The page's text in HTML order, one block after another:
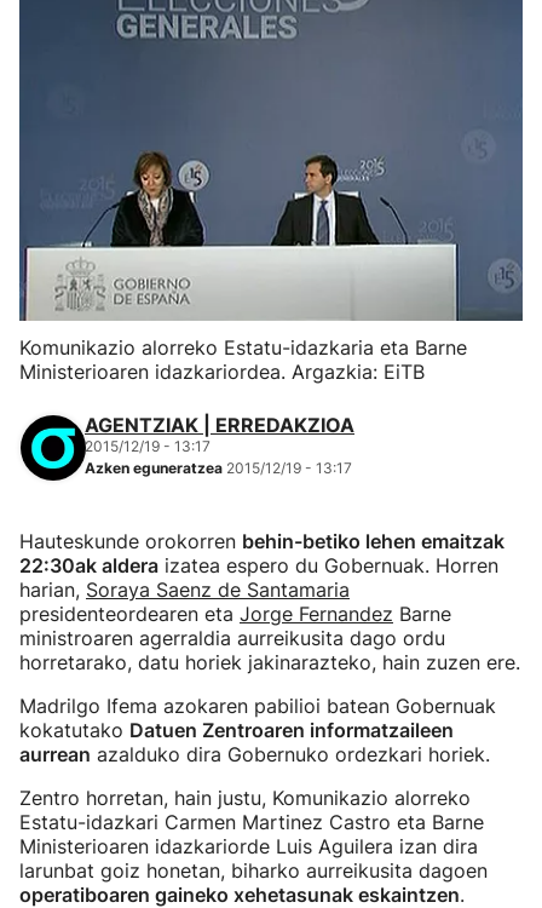
Komunikazio alorreko Estatu-idazkaria eta Barne
Ministerioaren idazkariordea. Argazkia: EiTB
AGENTZIAK | ERREDAKZIOA
2015/12/19 - 13:17
Azken eguneratzea 2015/12/19 - 13:17
Hauteskunde orokorren behin-betiko lehen emaitzak
22:30ak aldera izatea espero du Gobernuak. Horren
harian, Soraya Saenz de Santamaria
presidenteordearen eta Jorge Fernandez Barne
ministroaren agerraldia aurreikusita dago ordu
horretarako, datu horiek jakinarazteko, hain zuzen ere.
Madrilgo Ifema azokaren pabilioi batean Gobernuak
kokatutako Datuen Zentroaren informatzaileen
aurrean azalduko dira Gobernuko ordezkari horiek.
Zentro horretan, hain justu, Komunikazio alorreko
Estatu-idazkari Carmen Martinez Castro eta Barne
Ministerioaren idazkariorde Luis Aguilera izan dira
larunbat goiz honetan, biharko aurreikusita dagoen
operatiboaren gaineko xehetasunak eskaintzen.